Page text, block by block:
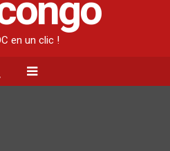
en un clic !